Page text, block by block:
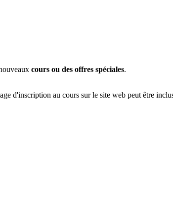
cours ou des offres spéciales.
d'inscription au cours sur le site web peut être